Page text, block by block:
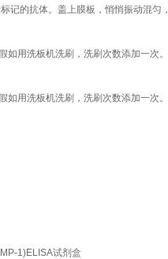
记的抗体。盖上膜板，悄悄振动混匀，
用洗板机洗刷，洗刷次数添加一次。
用洗板机洗刷，洗刷次数添加一次。
1)ELISA试剂盒